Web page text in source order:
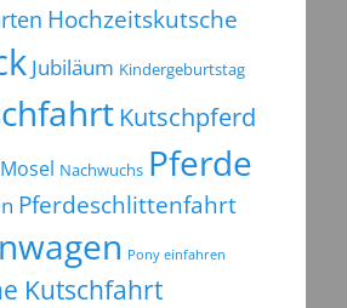
Hochzeitskutsche
Jubiläum Kindergeburtstag
Kutschpferd
Mosel Nachwuchs Pferde
Pferdeschlittenfahrt
Pony einfahren
Kutschfahrt